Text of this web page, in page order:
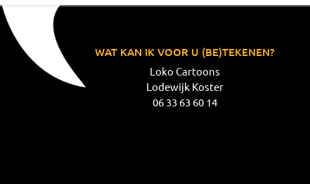
WAT KAN IK VOOR U (BE)TEKENEN?
Loko Cartoons
Lodewijk Koster
06 33 63 60 14